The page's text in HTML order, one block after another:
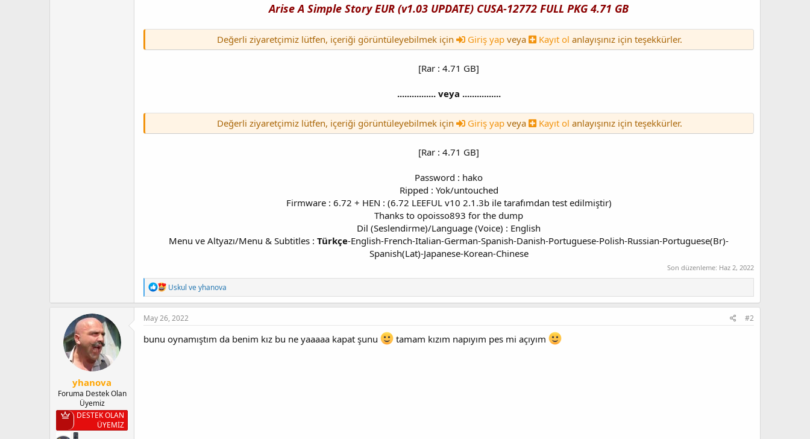
Arise A Simple Story EUR (v1.03 UPDATE) CUSA-12772 FULL PKG 4.71 GB
Değerli ziyaretçimiz lütfen, içeriği görüntüleyebilmek için Giriş yap veya Kayıt ol anlayışınız için teşekkürler.
[Rar : 4.71 GB]
................ veya ................
Değerli ziyaretçimiz lütfen, içeriği görüntüleyebilmek için Giriş yap veya Kayıt ol anlayışınız için teşekkürler.
[Rar : 4.71 GB]
Password : hako
Ripped : Yok/untouched
Firmware : 6.72 + HEN : (6.72 LEEFUL v10 2.1.3b ile tarafımdan test edilmiştir)
Thanks to opoisso893 for the dump
Dil (Seslendirme)/Language (Voice) : English
Menu ve Altyazı/Menu & Subtitles : Türkçe-English-French-Italian-German-Spanish-Danish-Portuguese-Polish-Russian-Portuguese(Br)-
Spanish(Lat)-Japanese-Korean-Chinese​
Son düzenleme: Haz 2, 2022
T
e
p
i
e
Uskul veyhanova
yhanova
Foruma Destek Olan
Üyemiz
DESTEK OLAN
ÜYEMİZ
May 26, 2022 #2
bunu oynamıştım da benim kız bu ne yaaaaa kapat şunu tamam kızım napıyım pes mi açıyım